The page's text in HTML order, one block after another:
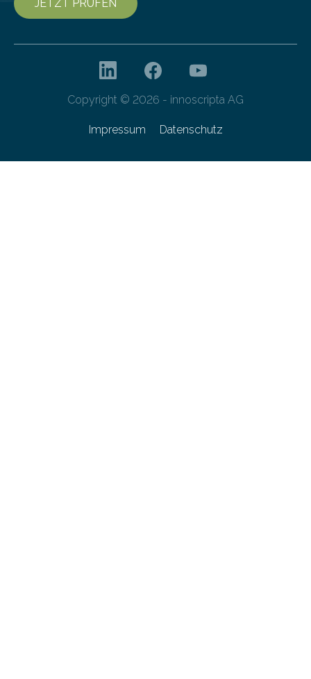
JETZT PRÜFEN
Copyright © 2026 - innoscripta AG
Impressum Datenschutz